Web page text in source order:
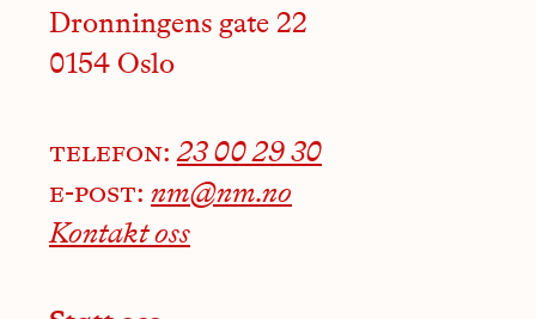
Dronningens gate 22
0154 Oslo
telefon:23 00 29 30
e-post: nm@nm.no
Kontakt oss